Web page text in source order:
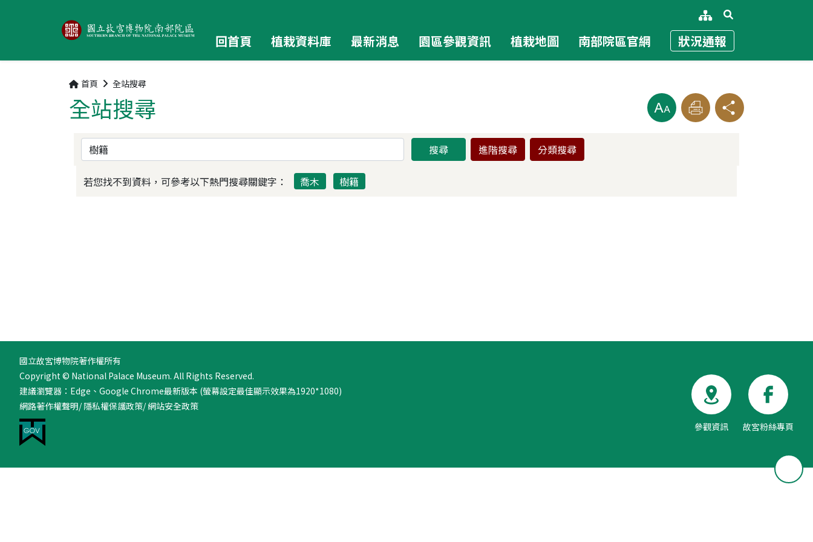
網站導覽
回首頁 植栽資料庫 最新消息 園區參觀資訊 植栽地圖 南部院區官網 狀況通報
首頁 全站搜尋
全站搜尋 放大 列印 分享
請輸入關鍵字
若您找不到資料，可參考以下熱門搜尋關鍵字： 喬木 樹籍
國立故宮博物院著作權所有
Copyright © National Palace Museum. All Rights Reserved.
建議瀏覽器：Edge、Google Chrome最新版本 (螢幕設定最佳顯示效果為1920*1080)
網路著作權聲明/隱私權保護政策/網站安全政策
參觀資訊
故宮粉絲專頁
回頂部